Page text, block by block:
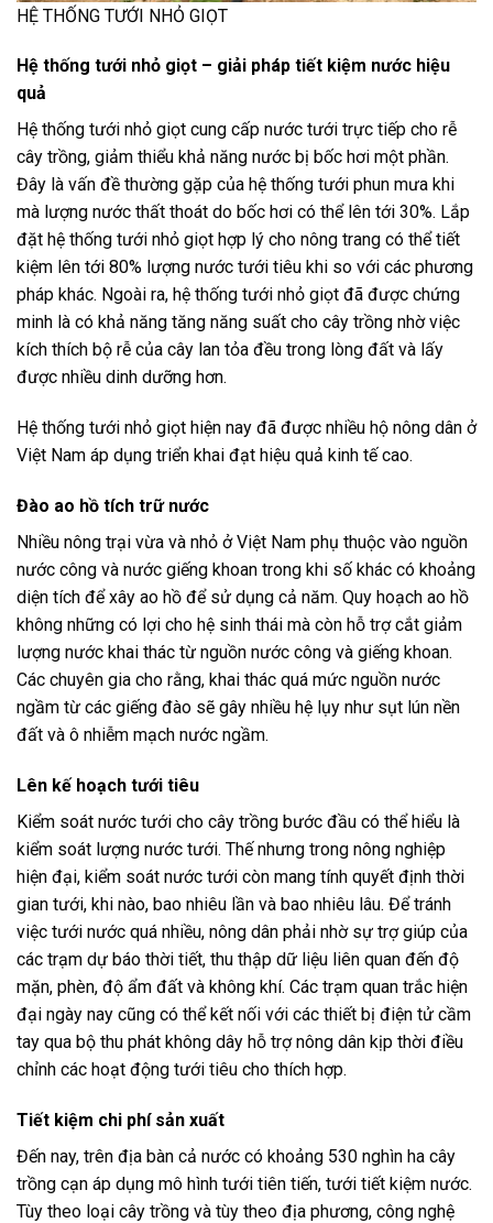
HỆ THỐNG TƯỚI NHỎ GIỌT
Hệ thống tưới nhỏ giọt – giải pháp tiết kiệm nước hiệu
quả
Hệ thống tưới nhỏ giọt cung cấp nước tưới trực tiếp cho rễ
cây trồng, giảm thiểu khả năng nước bị bốc hơi một phần.
Đây là vấn đề thường gặp của hệ thống tưới phun mưa khi
mà lượng nước thất thoát do bốc hơi có thể lên tới 30%. Lắp
đặt hệ thống tưới nhỏ giọt hợp lý cho nông trang có thể tiết
kiệm lên tới 80% lượng nước tưới tiêu khi so với các phương
pháp khác. Ngoài ra, hệ thống tưới nhỏ giọt đã được chứng
minh là có khả năng tăng năng suất cho cây trồng nhờ việc
kích thích bộ rễ của cây lan tỏa đều trong lòng đất và lấy
được nhiều dinh dưỡng hơn.
Hệ thống tưới nhỏ giọt hiện nay đã được nhiều hộ nông dân ở
Việt Nam áp dụng triển khai đạt hiệu quả kinh tế cao.
Đào ao hồ tích trữ nước
Nhiều nông trại vừa và nhỏ ở Việt Nam phụ thuộc vào nguồn
nước công và nước giếng khoan trong khi số khác có khoảng
diện tích để xây ao hồ để sử dụng cả năm. Quy hoạch ao hồ
không những có lợi cho hệ sinh thái mà còn hỗ trợ cắt giảm
lượng nước khai thác từ nguồn nước công và giếng khoan.
Các chuyên gia cho rằng, khai thác quá mức nguồn nước
ngầm từ các giếng đào sẽ gây nhiều hệ lụy như sụt lún nền
đất và ô nhiễm mạch nước ngầm.
Lên kế hoạch tưới tiêu
Kiểm soát nước tưới cho cây trồng bước đầu có thể hiểu là
kiểm soát lượng nước tưới. Thế nhưng trong nông nghiệp
hiện đại, kiểm soát nước tưới còn mang tính quyết định thời
gian tưới, khi nào, bao nhiêu lần và bao nhiêu lâu. Để tránh
việc tưới nước quá nhiều, nông dân phải nhờ sự trợ giúp của
các trạm dự báo thời tiết, thu thập dữ liệu liên quan đến độ
mặn, phèn, độ ẩm đất và không khí. Các trạm quan trắc hiện
đại ngày nay cũng có thể kết nối với các thiết bị điện tử cầm
tay qua bộ thu phát không dây hỗ trợ nông dân kịp thời điều
chỉnh các hoạt động tưới tiêu cho thích hợp.
Tiết kiệm chi phí sản xuất
Đến nay, trên địa bàn cả nước có khoảng 530 nghìn ha cây
trồng cạn áp dụng mô hình tưới tiên tiến, tưới tiết kiệm nước.
Tùy theo loại cây trồng và tùy theo địa phương, công nghệ